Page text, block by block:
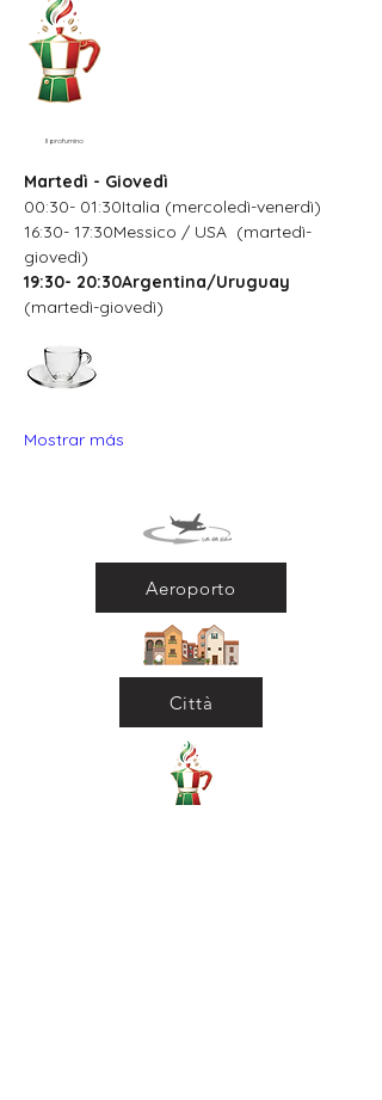
Il profumino
Martedì - Giovedì
00:30- 01:30Italia (mercoledì-venerdì)
16:30- 17:30Messico / USA  (martedì-
giovedì)
19:30- 20:30Argentina/Uruguay
(martedì-giovedì)
Mostrar más
Aeroporto
Città